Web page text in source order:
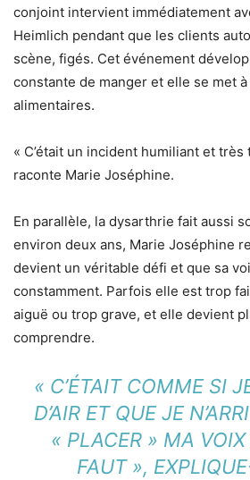
conjoint intervient immédiatement
Heimlich pendant que les clients
scène, figés. Cet événement
constante de manger et elle se met
alimentaires.
« C’était un incident humiliant et très
raconte Marie Joséphine.
En parallèle, la dysarthrie fait aussi
environ deux ans, Marie Joséphine
devient un véritable défi et que sa
constamment. Parfois elle est trop
aiguë ou trop grave, et elle devient
comprendre.
« C’ÉTAIT COMME SI
D’AIR ET QUE JE
« PLACER » MA
FAUT »,